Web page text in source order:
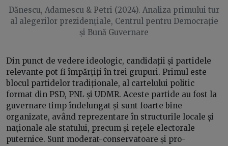
Dănescu, Adamescu & Petri (2024). Analiza primului tur
al alegerilor prezidențiale, Centrul pentru Democrație
și Bună Guvernare
Din punct de vedere ideologic, candidații și partidele
relevante pot fi împărțiți în trei grupuri. Primul este
blocul partidelor tradiționale, al cartelului politic
format din PSD, PNL și UDMR. Aceste partide au fost la
guvernare timp îndelungat și sunt foarte bine
organizate, având reprezentare în structurile locale și
naționale ale statului, precum și rețele electorale
puternice. Sunt moderat-conservatoare și pro-